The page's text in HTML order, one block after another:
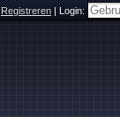
Registreren|Login: